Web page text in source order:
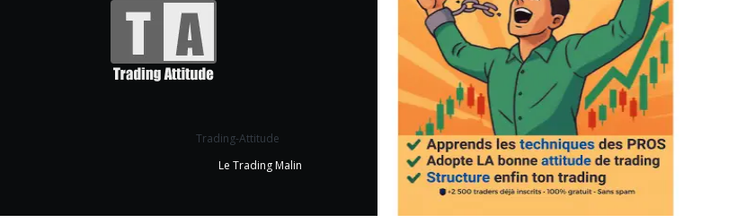
Trading-Attitude
Le Trading Malin